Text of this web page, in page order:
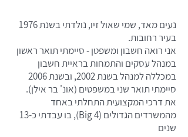
נעים מאד, שמי שאול זיו, נולדתי בשנת 1976
בעיר רחובות.
אני רואה חשבון ומשפטן - סיימתי תואר ראשון
במנהל עסקים והתמחות בראיית חשבון
במכללה למנהל בשנת 2002, ובשנת 2006
סיימתי תואר שני במשפטים (אונ' בר אילן).
את דרכי המקצועית התחלתי באחד
מהמשרדים הגדולים (Big 4), בו עבדתי כ-13
שנים